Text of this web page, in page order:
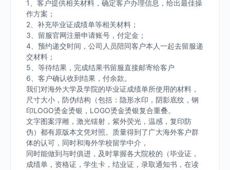
1、客户提供相关材料，确定客户办理信息，给出最佳操
作方案；
2、补充毕业证成绩单等相关材料；
3、留服官网注册申请账号，付定金；
4、预约递交时间，公司人员陪同客户本人一起去留服递
交材料；
5、等待结果，完成结果书留服直接邮寄给客户
6、客户确认收到结果，付余款。
我们对海外大学及学院的毕业证成绩单所使用的材料，
尺寸大小，防伪结构（包括：隐形水印，阴影底纹，钢
印LOGO烫金烫银，LOGO烫金烫银复合重叠。
文字图案浮雕，激光镭射，紫外荧光，温感，复印防
伪）都有原版本文凭对照。质量得到了广大海外客户群
体的认可，同时和海外学校留学中介，
同时能做到与时俱进，及时掌握各大院校的（毕业证，
成绩单，资格证，学生卡，结业证，录取通知书，在读